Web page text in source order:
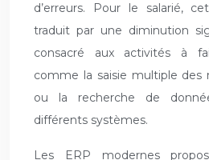
d’erreurs. Pour le salarié,
traduit par une diminution
consacré aux activités à
comme la saisie multiple des
ou la recherche de
différents systèmes.
Les ERP modernes